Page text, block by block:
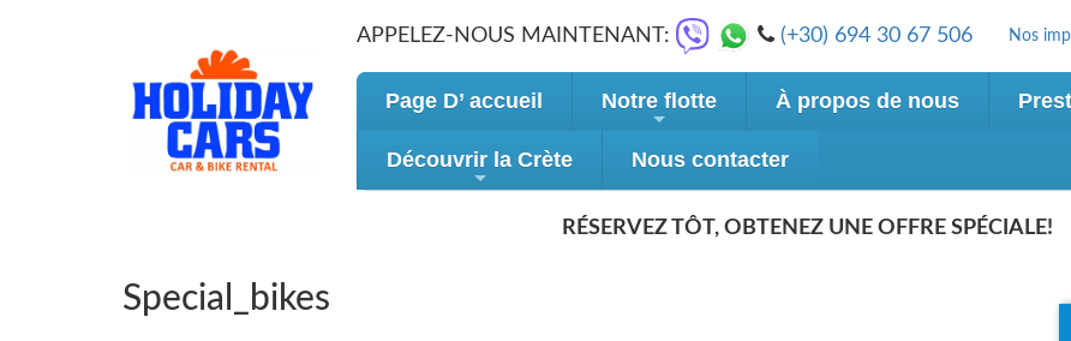
APPELEZ-NOUS MAINTENANT: (+30) 694 30 67 506 Nos
Page D’ accueil Notre flotte À propos de nous
Découvrir la Crète Nous contacter
RÉSERVEZ TÔT, OBTENEZ UNE OFFRE SPÉCIALE!
Special_bikes